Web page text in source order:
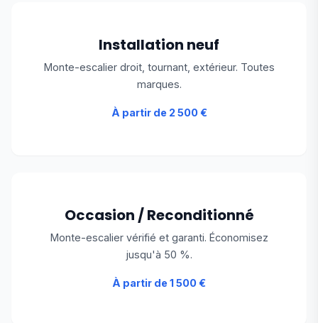
Installation neuf
Monte-escalier droit, tournant, extérieur. Toutes
marques.
À partir de 2 500 €
Occasion / Reconditionné
Monte-escalier vérifié et garanti. Économisez
jusqu'à 50 %.
À partir de 1 500 €